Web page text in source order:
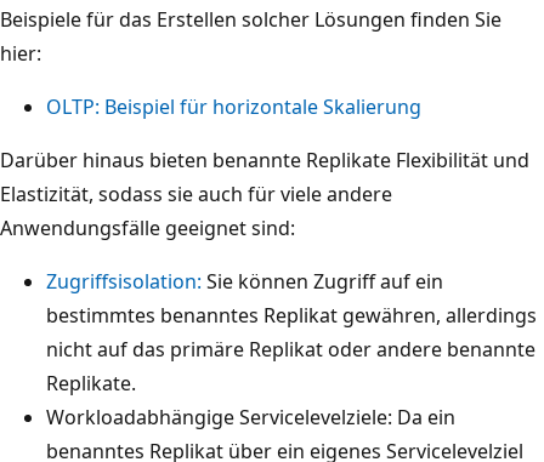
Beispiele für das Erstellen solcher Lösungen finden Sie
hier:
OLTP: Beispiel für horizontale Skalierung
Darüber hinaus bieten benannte Replikate Flexibilität und
Elastizität, sodass sie auch für viele andere
Anwendungsfälle geeignet sind:
Zugriffsisolation: Sie können Zugriff auf ein
bestimmtes benanntes Replikat gewähren, allerdings
nicht auf das primäre Replikat oder andere benannte
Replikate.
Workloadabhängige Servicelevelziele: Da ein
benanntes Replikat über ein eigenes Servicelevelziel